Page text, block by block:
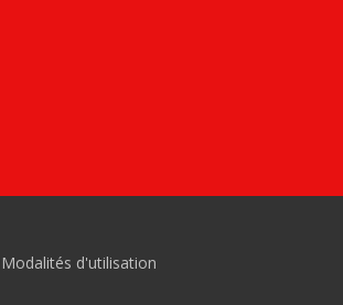
Modalités d'utilisation